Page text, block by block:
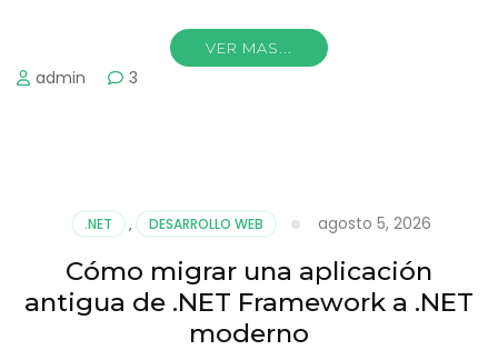
VER MAS...
admin 3
.NET , DESARROLLO WEB agosto 5, 2026
Cómo migrar una aplicación
antigua de .NET Framework a .NET
moderno